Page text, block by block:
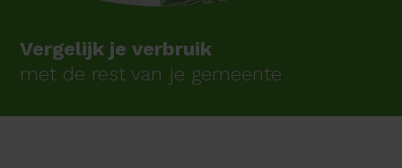
Vergelijk je verbruik
met de rest van je gemeente